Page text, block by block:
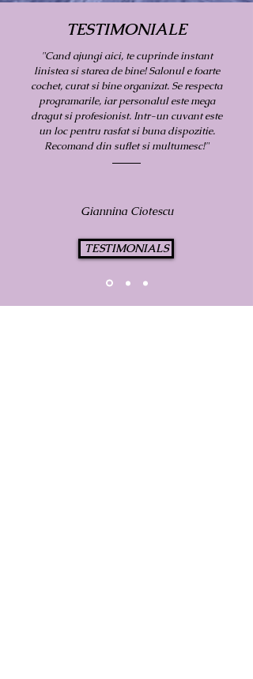
TESTIMONIALE
"Cand ajungi aici, te cuprinde instant
linistea si starea de bine! Salonul e foarte
cochet, curat si bine organizat. Se respecta
programarile, iar personalul este mega
dragut si profesionist. Intr-un cuvant este
un loc pentru rasfat si buna dispozitie.
Recomand din suflet si multumesc!"
Giannina Ciotescu
TESTIMONIALS